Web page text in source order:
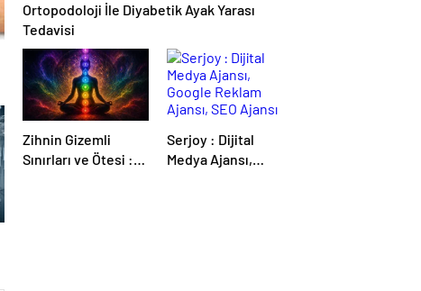
Ortopodoloji İle Diyabetik Ayak Yarası
Tedavisi
Zihnin Gizemli
Sınırları ve Ötesi :
Serjoy : Dijital
Medya Ajansı,